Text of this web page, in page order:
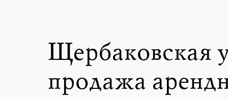
Щербаковская
продажа